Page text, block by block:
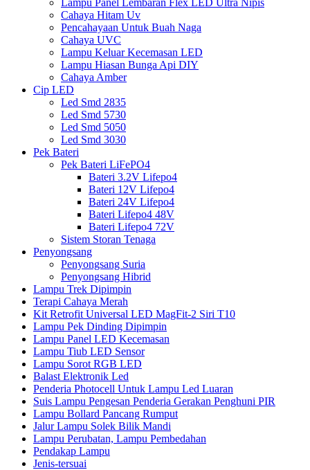
Cahaya Hitam Uv
Pencahayaan Untuk Buah Naga
Cahaya UVC
Lampu Keluar Kecemasan LED
Lampu Hiasan Bunga Api DIY
Cahaya Amber
Cip LED
Led Smd 2835
Led Smd 5730
Led Smd 5050
Led Smd 3030
Pek Bateri
Pek Bateri LiFePO4
Bateri 3.2V Lifepo4
Bateri 12V Lifepo4
Bateri 24V Lifepo4
Bateri Lifepo4 48V
Bateri Lifepo4 72V
Sistem Storan Tenaga
Penyongsang
Penyongsang Suria
Penyongsang Hibrid
Lampu Trek Dipimpin
Terapi Cahaya Merah
Kit Retrofit Universal LED MagFit-2 Siri T10
Lampu Pek Dinding Dipimpin
Lampu Panel LED Kecemasan
Lampu Tiub LED Sensor
Lampu Sorot RGB LED
Balast Elektronik Led
Penderia Photocell Untuk Lampu Led Luaran
Suis Lampu Pengesan Penderia Gerakan Penghuni PIR
Lampu Bollard Pancang Rumput
Jalur Lampu Solek Bilik Mandi
Lampu Perubatan, Lampu Pembedahan
Pendakap Lampu
Jenis-tersuai